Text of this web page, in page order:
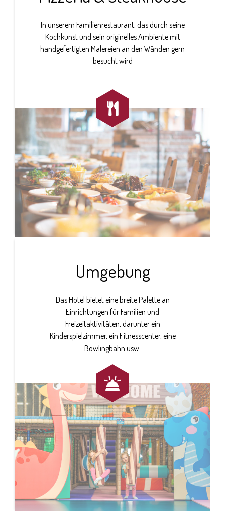
In unserem Familienrestaurant, das durch seine
Kochkunst und sein originelles Ambiente mit
handgefertigten Malereien an den Wänden gern
besucht wird

Umgebung
Das Hotel bietet eine breite Palette an
Einrichtungen für Familien und
Freizeitaktivitäten, darunter ein
Kinderspielzimmer, ein Fitnesscenter, eine
Bowlingbahn usw.